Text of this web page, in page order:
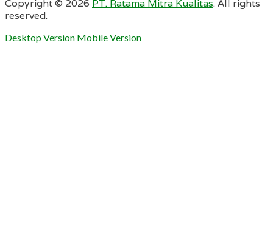
Copyright © 2026 PT. Ratama Mitra Kualitas. All rights
reserved.
Desktop Version Mobile Version